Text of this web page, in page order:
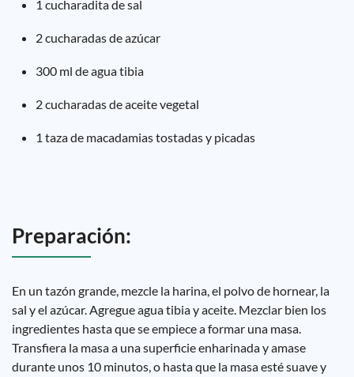
1 cucharadita de sal
2 cucharadas de azúcar
300 ml de agua tibia
2 cucharadas de aceite vegetal
1 taza de macadamias tostadas y picadas
Preparación:
En un tazón grande, mezcle la harina, el polvo de hornear, la
sal y el azúcar. Agregue agua tibia y aceite. Mezclar bien los
ingredientes hasta que se empiece a formar una masa.
Transfiera la masa a una superficie enharinada y amase
durante unos 10 minutos, o hasta que la masa esté suave y